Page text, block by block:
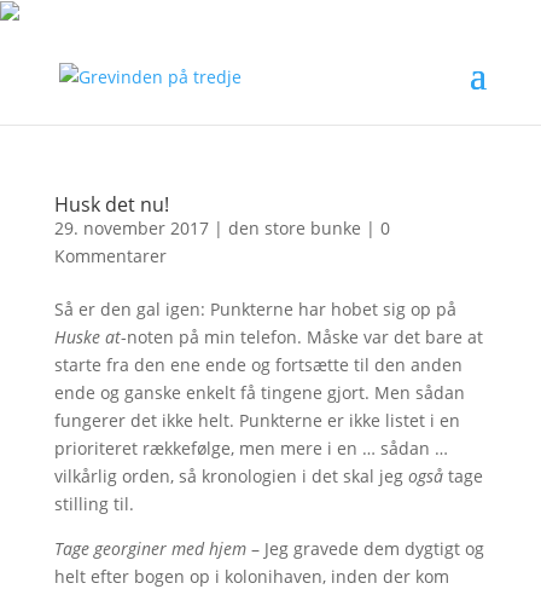
Husk det nu!
29. november 2017| den store bunke | 0
Kommentarer
Så er den gal igen: Punkterne har hobet sig op på
Huske at-noten på min telefon. Måske var det bare at
starte fra den ene ende og fortsætte til den anden
ende og ganske enkelt få tingene gjort. Men sådan
fungerer det ikke helt. Punkterne er ikke listet i en
prioriteret rækkefølge, men mere i en … sådan …
vilkårlig orden, så kronologien i det skal jeg ogsåtage
stilling til.
Tage georginer med hjem– Jeg gravede dem dygtigt og
helt efter bogen op i kolonihaven, inden der kom